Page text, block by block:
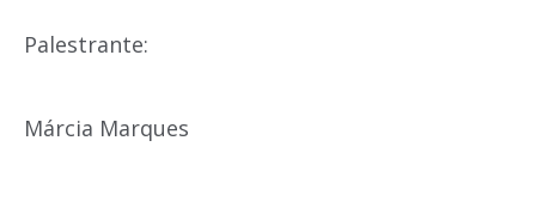
Palestrante:
Márcia Marques